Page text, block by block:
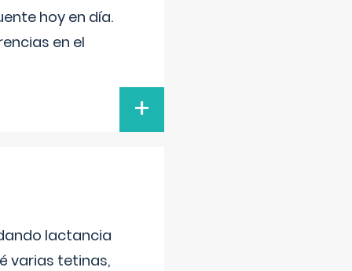
hoy en día.
en el
+
lactancia
varias tetinas,